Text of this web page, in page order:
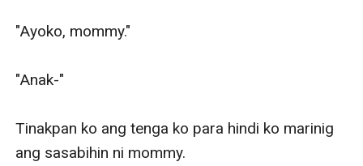
"Ayoko, mommy."
"Anak-"
Tinakpan ko ang tenga ko para hindi ko marinig
ang sasabihin ni mommy.